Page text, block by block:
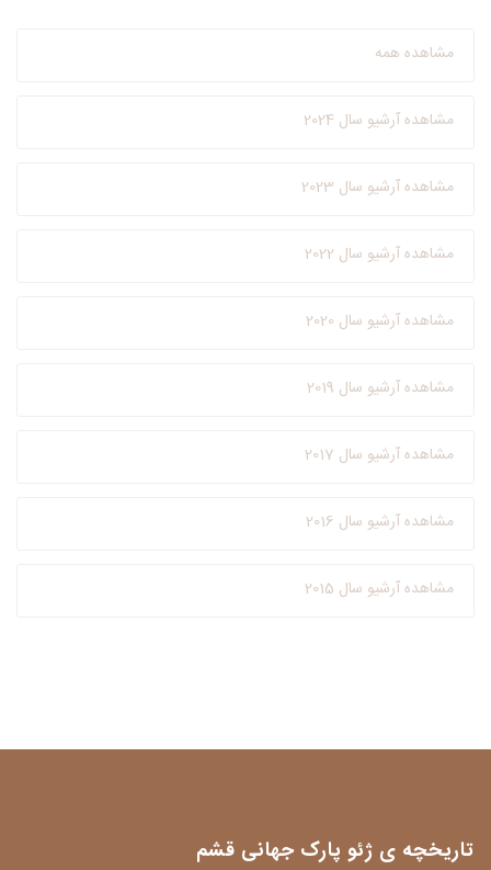
مشاهده همه
مشاهده آرشیو سال 2024
مشاهده آرشیو سال 2023
مشاهده آرشیو سال 2022
مشاهده آرشیو سال 2020
مشاهده آرشیو سال 2019
مشاهده آرشیو سال 2017
مشاهده آرشیو سال 2016
مشاهده آرشیو سال 2015
تاریخچه ی ژئو پارک جهانی قشم